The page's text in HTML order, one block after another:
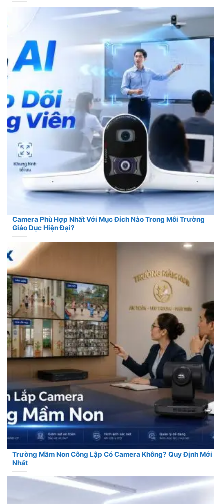
Camera Phù Hợp Nhất Với Mục Đích Nào Trong Môi Trường
Giáo Dục Hiện Đại?
Trường Mầm Non Công Lập Có Camera Không? Quy Định Mới
Nhất